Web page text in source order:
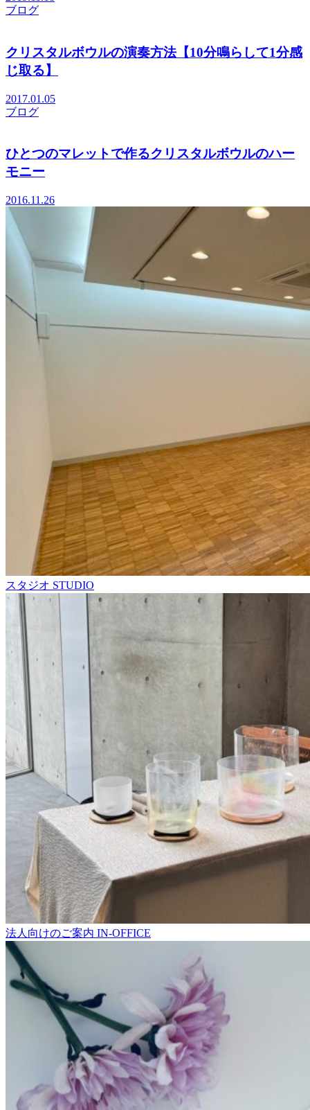
ブログ
クリスタルボウルの演奏方法【10分鳴らして1分感
じ取る】
2017.01.05
ブログ
ひとつのマレットで作るクリスタルボウルのハー
モニー
2016.11.26
スタジオ STUDIO
法人向けのご案内 IN-OFFICE